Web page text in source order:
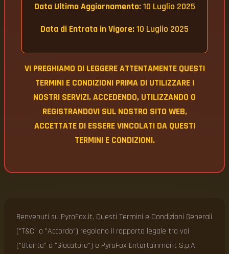
Data Ultimo Aggiornamento:10 Luglio 2025
Data di Entrata in Vigore:10 Luglio 2025
VI PREGHIAMO DI LEGGERE ATTENTAMENTE QUESTI
TERMINI E CONDIZIONI PRIMA DI UTILIZZARE I
NOSTRI SERVIZI. ACCEDENDO, UTILIZZANDO O
REGISTRANDOVI SUL NOSTRO SITO WEB,
ACCETTATE DI ESSERE VINCOLATI DA QUESTI
TERMINI E CONDIZIONI.
Benvenuti su PyroFox.it. Questi Termini e Condizioni Generali
("T&C" o "Accordo") regolano il rapporto legale tra voi
("Utente" o "Giocatore") e PyroFox Entertainment S.p.A.